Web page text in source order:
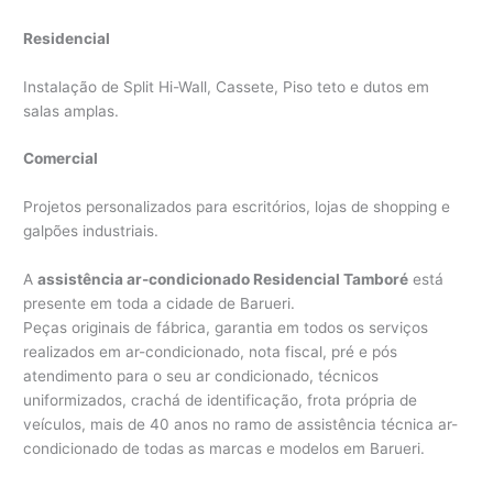
Residencial
Instalação de Split Hi-Wall, Cassete, Piso teto e dutos em
salas amplas.
Comercial
Projetos personalizados para escritórios, lojas de shopping e
galpões industriais.
Aassistência ar-condicionado Residencial Tamboré está
presente em toda a cidade de Barueri.
Peças originais de fábrica, garantia em todos os serviços
realizados em ar-condicionado, nota fiscal, pré e pós
atendimento para o seu ar condicionado, técnicos
uniformizados, crachá de identificação, frota própria de
veículos, mais de 40 anos no ramo de assistência técnica ar-
condicionado de todas as marcas e modelos em Barueri.